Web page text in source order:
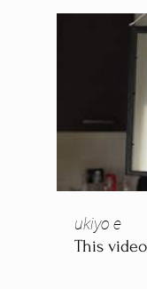
ukiyo e
This